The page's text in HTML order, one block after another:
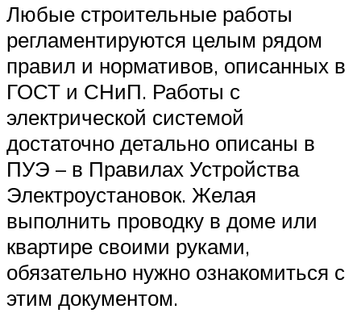
Любые строительные работы
регламентируются целым рядом
правил и нормативов, описанных в
ГОСТ и СНиП. Работы с
электрической системой
достаточно детально описаны в
ПУЭ – в Правилах Устройства
Электроустановок. Желая
выполнить проводку в доме или
квартире своими руками,
обязательно нужно ознакомиться с
этим документом.